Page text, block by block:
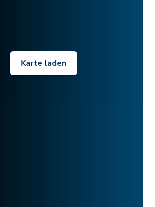
Karte laden